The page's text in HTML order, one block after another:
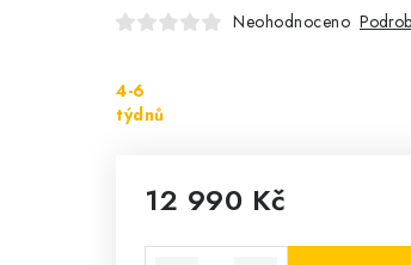
Neohodnoceno
4-6
týdnů
12 990 Kč